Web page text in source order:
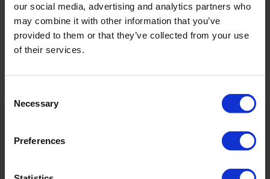
our social media, advertising and analytics partners who
may combine it with other information that you’ve
provided to them or that they’ve collected from your use
of their services.
Selection
Necessary
Preferences
Lege ein neues Kundenkonto an und profitiere von vielen
Vorteilen.